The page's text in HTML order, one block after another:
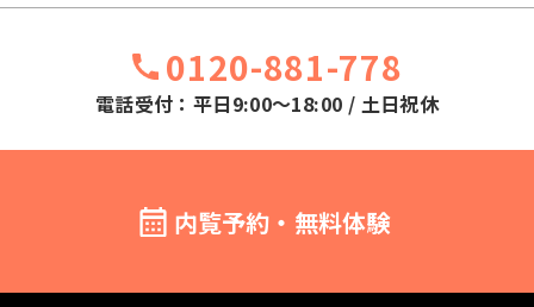
0120-881-778
電話受付：平日9:00～18:00 / 土日祝休
内覧予約・無料体験